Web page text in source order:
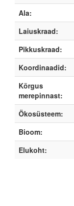
Ala:
Laiuskraad:
Pikkuskraad:
Koordinaadid:
Kõrgus
merepinnast:
Ökosüsteem:
Bioom:
Elukoht: